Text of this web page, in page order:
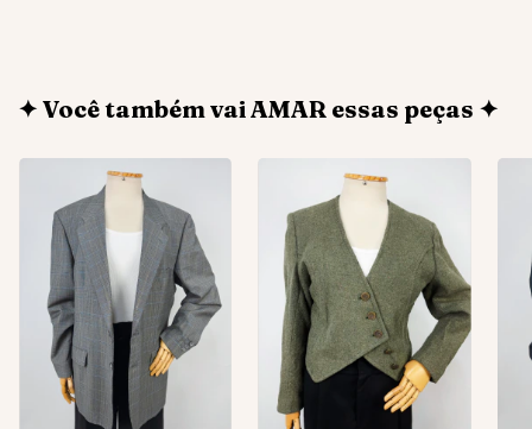
✦ Você também vai AMAR essas peças ✦